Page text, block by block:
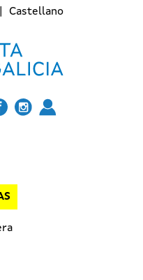
Castellano